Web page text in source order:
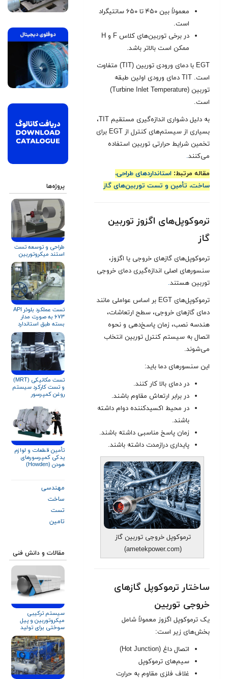
معمولاً بین ۴۵۰ تا ۶۵۰ سانتیگراد
است.
در برخی توربین‌های کلاس F و H
ممکن است بالاتر باشد.
EGT با دمای ورودی توربین (TIT) متفاوت
است. TIT دمای ورودی اولین طبقه
توربین (Turbine Inlet Temperature)
است.
به دلیل دشواری اندازه‌گیری مستقیم TIT،
بسیاری از سیستم‌های کنترل از EGT برای
تخمین شرایط حرارتی توربین استفاده
می‌کنند.
مقاله مرتبط: استانداردهای طراحی،
ساخت، تأمین و تست توربین‌های گاز
ترموکوپل‌های اگزوز توربین
گاز
ترموکوپل‌های گازهای خروجی یا اگزوز،
سنسورهای اصلی اندازه‌گیری دمای خروجی
توربین هستند.
ترموکوپل‌های EGT بر اساس عواملی مانند
دمای گازهای خروجی، سطح ارتعاشات،
هندسه نصب، زمان پاسخ‌دهی و نحوه
اتصال به سیستم کنترل توربین انتخاب
می‌شوند.
این سنسورهای دما باید:
در دمای بالا کار کنند.
در برابر ارتعاش مقاوم باشند.
در محیط اکسیدکننده دوام داشته
باشند.
زمان پاسخ مناسبی داشته باشند.
پایداری درازمدت داشته باشند.
ترموکوپل خروجی توربین گاز
(ametekpower.com)
ساختار ترموکوپل گازهای
خروجی توربین
یک ترموکوپل اگزوز معمولاً شامل
بخش‌های زیر است:
اتصال داغ (Hot Junction)
سیم‌های ترموکوپل
غلاف فلزی مقاوم به حرارت
پروژه‌ها
طراحی و توسعه تست
استند میکروتوربین
تست عملکرد بلوئر API
۶۷۳ به صورت مدار
بسته طبق استاندارد
ISO ۵۸۰۱ و AMCA ۲۱۰
تست مکانیکی (MRT)
و تست کارکرد سیستم
روغن کمپرسور
استاندارد API
تأمین قطعات و لوازم
یدکی کمپرسورهای
هودن (Howden)
مهندسی
ساخت
تست
تامین
مقالات و دانش فنی
سیستم ترکیبی
میکروتوربین و پیل
سوختی برای تولید
توان